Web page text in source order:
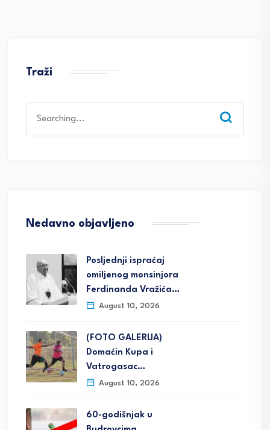
Traži
for:
Nedavno objavljeno
Posljednji ispraćaj
omiljenog monsinjora
Ferdinanda Vražića…
August 10, 2026
(FOTO GALERIJA)
Domaćin Kupa i
Vatrogasac…
August 10, 2026
60-godišnjak u